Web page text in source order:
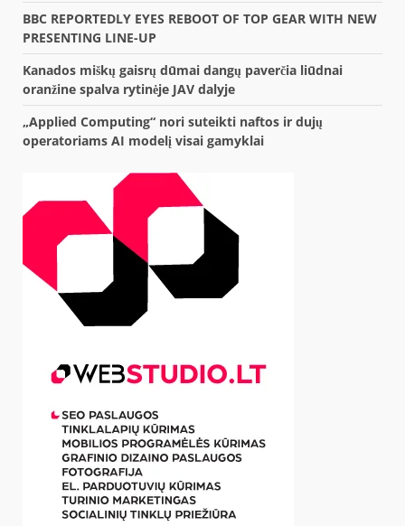
BBC REPORTEDLY EYES REBOOT OF TOP GEAR WITH NEW
PRESENTING LINE-UP
Kanados miškų gaisrų dūmai dangų paverčia liūdnai
oranžine spalva rytinėje JAV dalyje
„Applied Computing“ nori suteikti naftos ir dujų
operatoriams AI modelį visai gamyklai